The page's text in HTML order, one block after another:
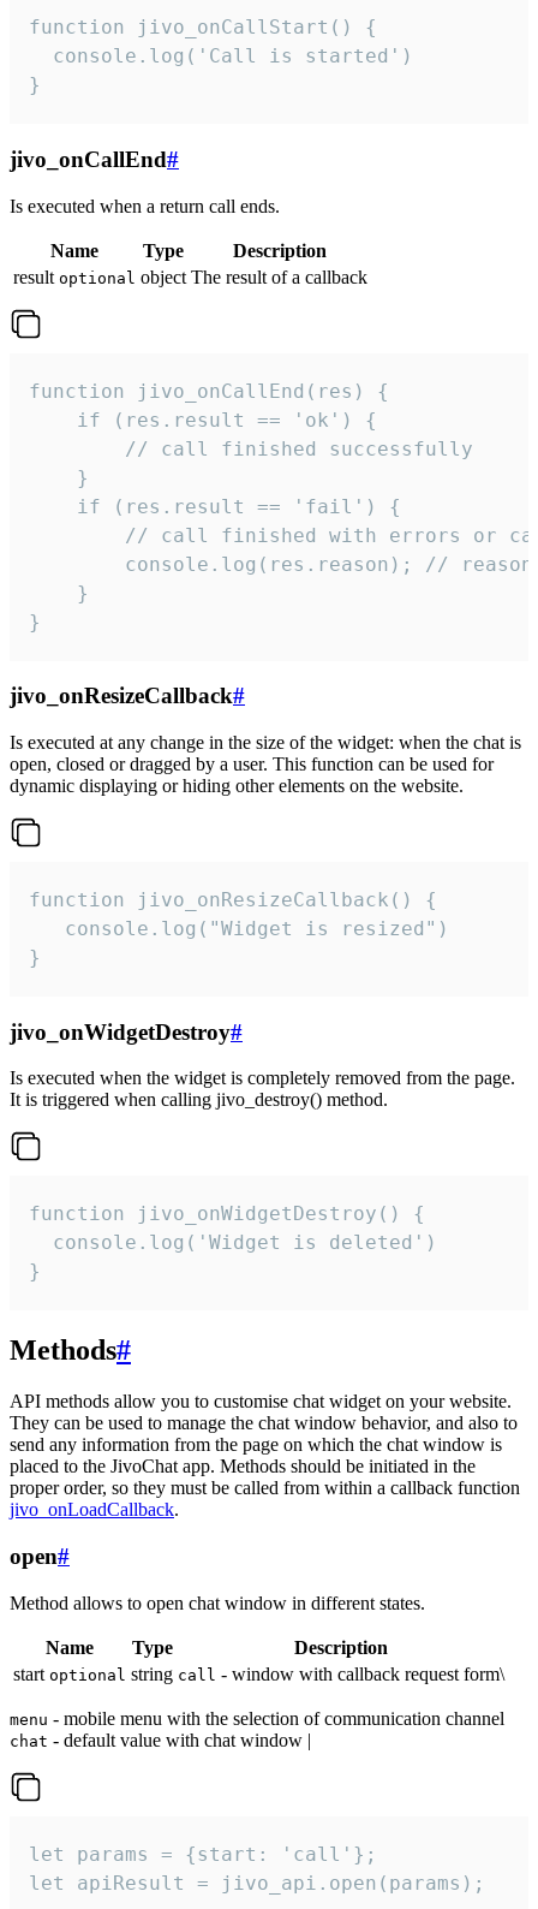
function jivo_onCallStart() {
  console.log('Call is started')
}
jivo_onCallEnd#
Is executed when a return call ends.
Name Type
Description
result optional object The result of a callback
function jivo_onCallEnd(res) {
    if (res.result == 'ok') {
        // call finished successfully
    }
    if (res.result == 'fail') {
// call finished with errors or
console.log(res.reason); //
    }
}
jivo_onResizeCallback#
Is executed at any change in the size of the widget: when the chat is
open, closed or dragged by a user. This function can be used for
dynamic displaying or hiding other elements on the website.
function jivo_onResizeCallback() {
   console.log("Widget is resized")
}
jivo_onWidgetDestroy#
Is executed when the widget is completely removed from the page.
It is triggered when calling jivo_destroy() method.
function jivo_onWidgetDestroy() {
  console.log('Widget is deleted')
}
Methods#
API methods allow you to customise chat widget on your website.
They can be used to manage the chat window behavior, and also to
send any information from the page on which the chat window is
placed to the JivoChat app. Methods should be initiated in the
proper order, so they must be called from within a callback function
jivo_onLoadCallback.
open#
Method allows to open chat window in different states.
Name Type
Description
start optional string call - window with callback request form\
menu - mobile menu with the selection of communication channel
chat - default value with chat window |
let params = {start: 'call'};
let apiResult = jivo_api.open(params);